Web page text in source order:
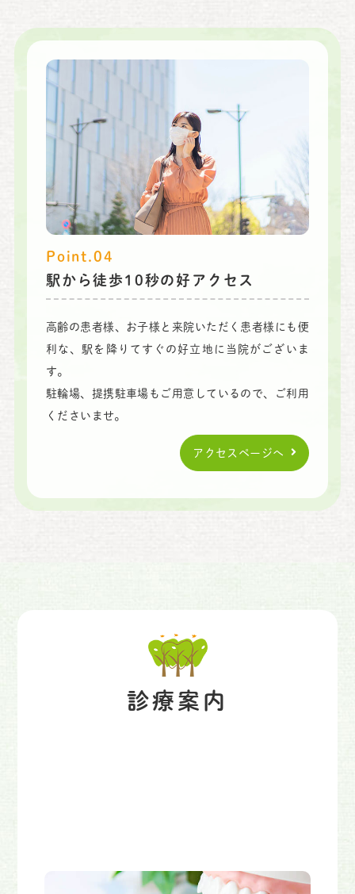
Point.04
駅から徒歩10秒の好アクセス
高齢の患者様、お子様と来院いただく患者様にも便
利な、駅を降りてすぐの好立地に当院がございま
す。
駐輪場、提携駐車場もご用意しているので、ご利用
くださいませ。
アクセスページへ
診療案内